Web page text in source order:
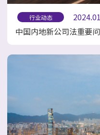
行业动态
中国内地新公司法重要